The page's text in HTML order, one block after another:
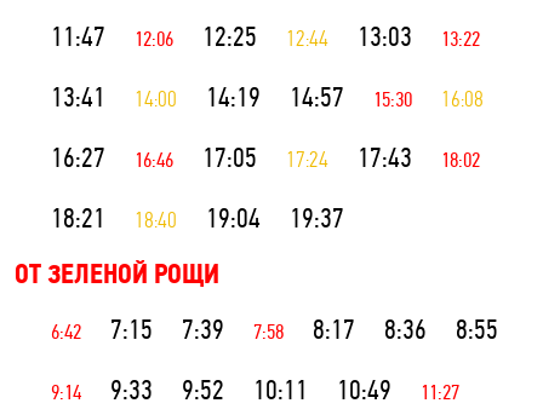
11:47 12:06 12:25 12:44 13:03 13:22
13:41 14:00 14:19 14:57 15:30 16:08
16:27 16:46 17:05 17:24 17:43 18:02
18:21 18:40 19:04 19:37
ОТ ЗЕЛЕНОЙ РОЩИ
6:42 7:15 7:39 7:58 8:17 8:36 8:55
9:14 9:33 9:52 10:11 10:49 11:27